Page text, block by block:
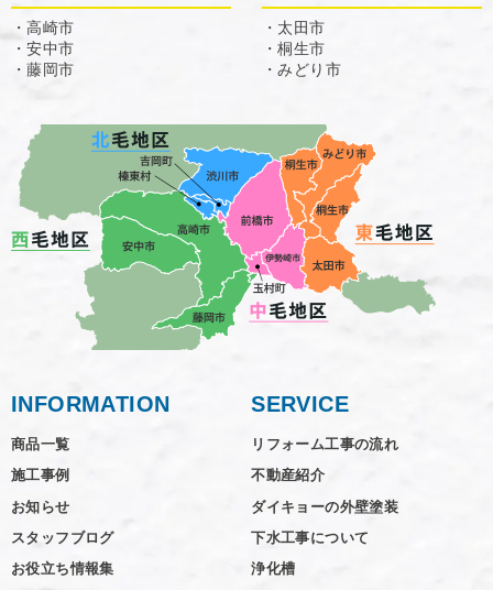
・高崎市
・安中市
・藤岡市
・太田市
・桐生市
・みどり市
INFORMATION
商品一覧
施工事例
お知らせ
スタッフブログ
お役立ち情報集
SERVICE
リフォーム工事の流れ
不動産紹介
ダイキョーの外壁塗装
下水工事について
浄化槽